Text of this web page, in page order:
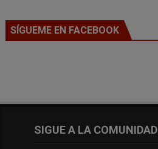
SÍGUEME EN FACEBOOK
SIGUE A LA COMUNIDAD